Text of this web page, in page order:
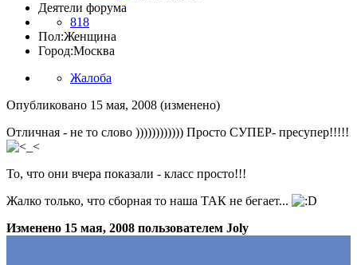
Деятели форума
818
Пол:Женщина
Город:Москва
Жалоба
Опубликовано 15 мая, 2008 (изменено)
Отличная - не то слово )))))))))))) Просто СУПЕР- пресупер!!!!!
То, что они вчера показали - класс просто!!!
Жалко только, что сборная то наша ТАК не бегает...
Изменено 15 мая, 2008 пользователем Joly